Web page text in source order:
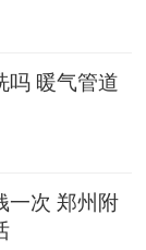
吗 暖气管道
一次 郑州附